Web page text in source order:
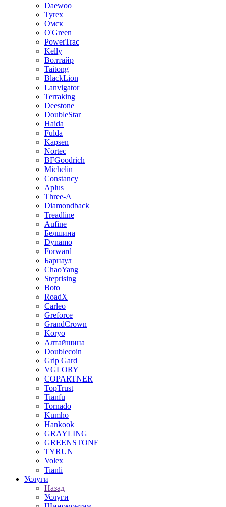
Daewoo
Tyrex
Омск
O'Green
PowerTrac
Kelly
Волтайр
Taitong
BlackLion
Lanvigator
Terraking
Deestone
DoubleStar
Haida
Fulda
Kapsen
Nortec
BFGoodrich
Michelin
Constancy
Aplus
Three-A
Diamondback
Treadline
Aufine
Белшина
Dynamo
Forward
Барнаул
ChaoYang
Steprising
Boto
RoadX
Carleo
Greforce
GrandCrown
Koryo
Алтайшина
Doublecoin
Grip Gard
VGLORY
COPARTNER
TopTrust
Tianfu
Tornado
Kumho
Hankook
GRAYLING
GREENSTONE
TYRUN
Volex
Tianli
Услуги
Назад
Услуги